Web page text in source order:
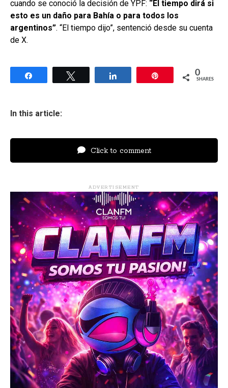
cuando se conoció la decisión de YPF: “El tiempo dirá si
esto es un daño para Bahía o para todos los
argentinos”. “El tiempo dijo”, sentenció desde su cuenta
de X.
0
SHARES
In this article:
Click to comment
ADVERTISEMENT